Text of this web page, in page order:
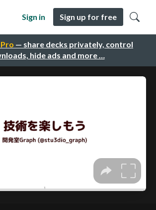
— share decks privately, control
hide ads and more …
Sign in Sign up for free